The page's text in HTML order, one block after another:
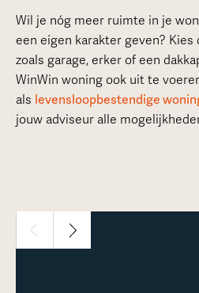
Wil je nóg meer ruimte in je
een eigen karakter geven?
zoals garage, erker of een
WinWin woning ook uit te
als levensloopbestendige
jouw adviseur alle
Meer over deze woning
1 / 2